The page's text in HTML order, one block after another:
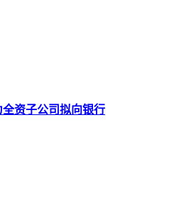
全资子公司拟向银行